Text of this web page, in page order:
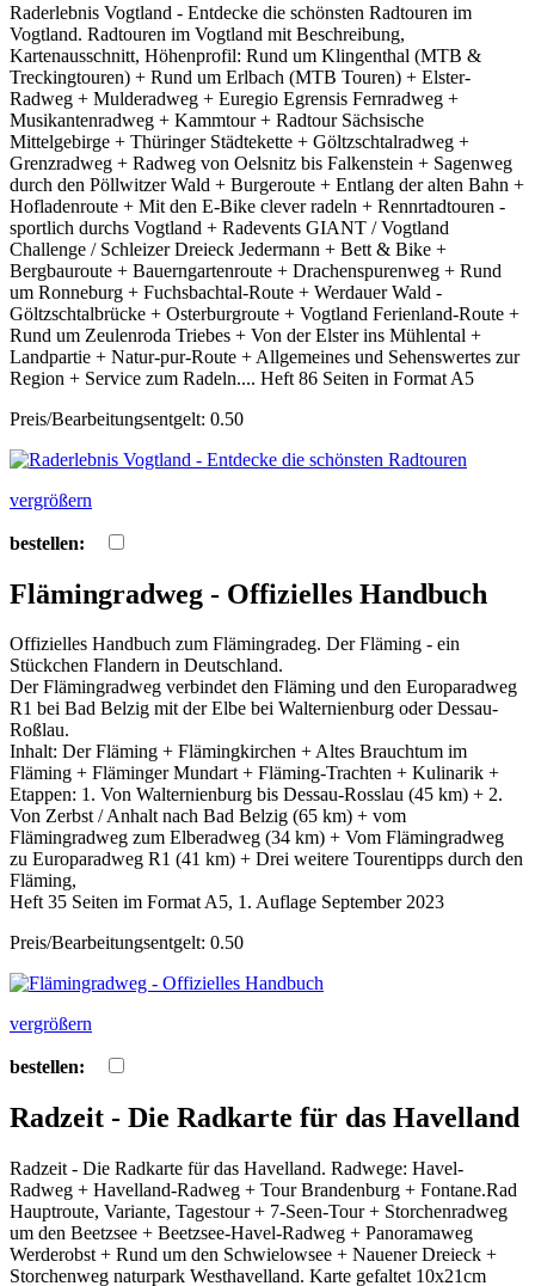
Raderlebnis Vogtland - Entdecke die schönsten Radtouren im
Vogtland. Radtouren im Vogtland mit Beschreibung,
Kartenausschnitt, Höhenprofil: Rund um Klingenthal (MTB &
Treckingtouren) + Rund um Erlbach (MTB Touren) + Elster-
Radweg + Mulderadweg + Euregio Egrensis Fernradweg +
Musikantenradweg + Kammtour + Radtour Sächsische
Mittelgebirge + Thüringer Städtekette + Göltzschtalradweg +
Grenzradweg + Radweg von Oelsnitz bis Falkenstein + Sagenweg
durch den Pöllwitzer Wald + Burgeroute + Entlang der alten Bahn +
Hofladenroute + Mit den E-Bike clever radeln + Rennrtadtouren -
sportlich durchs Vogtland + Radevents GIANT / Vogtland
Challenge / Schleizer Dreieck Jedermann + Bett & Bike +
Bergbauroute + Bauerngartenroute + Drachenspurenweg + Rund
um Ronneburg + Fuchsbachtal-Route + Werdauer Wald -
Göltzschtalbrücke + Osterburgroute + Vogtland Ferienland-Route +
Rund um Zeulenroda Triebes + Von der Elster ins Mühlental +
Landpartie + Natur-pur-Route + Allgemeines und Sehenswertes zur
Region + Service zum Radeln.... Heft 86 Seiten in Format A5
Preis/Bearbeitungsentgelt: 0.50
vergrößern
bestellen:
Flämingradweg - Offizielles Handbuch
Offizielles Handbuch zum Flämingradeg. Der Fläming - ein
Stückchen Flandern in Deutschland.
Der Flämingradweg verbindet den Fläming und den Europaradweg
R1 bei Bad Belzig mit der Elbe bei Walternienburg oder Dessau-
Roßlau.
Inhalt: Der Fläming + Flämingkirchen + Altes Brauchtum im
Fläming + Fläminger Mundart + Fläming-Trachten + Kulinarik +
Etappen: 1. Von Walternienburg bis Dessau-Rosslau (45 km) + 2.
Von Zerbst / Anhalt nach Bad Belzig (65 km) + vom
Flämingradweg zum Elberadweg (34 km) + Vom Flämingradweg
zu Europaradweg R1 (41 km) + Drei weitere Tourentipps durch den
Fläming,
Heft 35 Seiten im Format A5, 1. Auflage September 2023
Preis/Bearbeitungsentgelt: 0.50
vergrößern
bestellen:
Radzeit - Die Radkarte für das Havelland
Radzeit - Die Radkarte für das Havelland. Radwege: Havel-
Radweg + Havelland-Radweg + Tour Brandenburg + Fontane.Rad
Hauptroute, Variante, Tagestour + 7-Seen-Tour + Storchenradweg
um den Beetzsee + Beetzsee-Havel-Radweg + Panoramaweg
Werderobst + Rund um den Schwielowsee + Nauener Dreieck +
Storchenweg naturpark Westhavelland. Karte gefaltet 10x21cm